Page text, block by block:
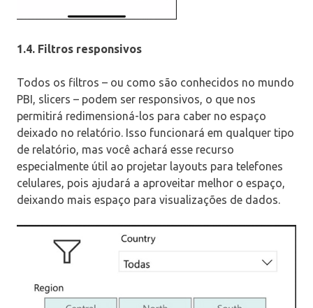
1.4. Filtros responsivos
Todos os filtros – ou como são conhecidos no mundo
PBI, slicers – podem ser responsivos, o que nos
permitirá redimensioná-los para caber no espaço
deixado no relatório. Isso funcionará em qualquer tipo
de relatório, mas você achará esse recurso
especialmente útil ao projetar layouts para telefones
celulares, pois ajudará a aproveitar melhor o espaço,
deixando mais espaço para visualizações de dados.